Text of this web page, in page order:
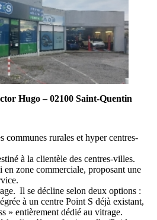
Hugo – 02100 Saint-Quentin
communes rurales et hyper centres-
à la clientèle des centres-villes.
en zone commerciale, proposant une
Il se décline selon deux options :
à un centre Point S déjà existant,
» entièrement dédié au vitrage.